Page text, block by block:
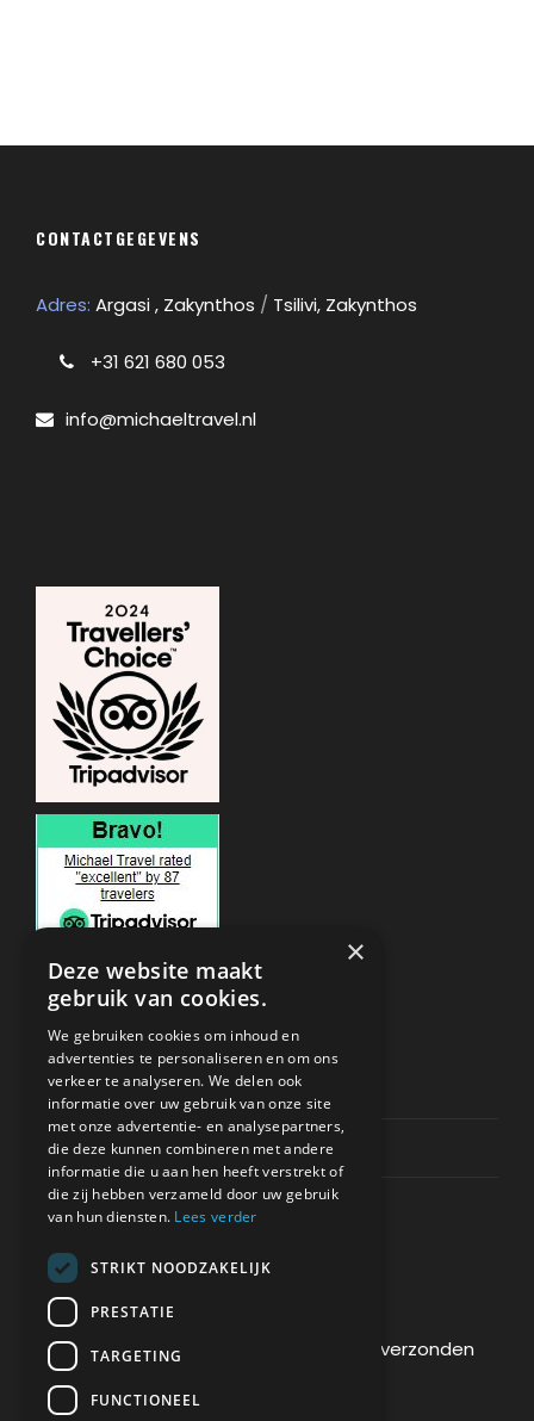
CONTACTGEGEVENS
Adres: Argasi , Zakynthos / Tsilivi, Zakynthos
+31 621 680 053
info@michaeltravel.nl
ONDERSTEUNING
Privacy & Policy
Contact Channels
BETAAL VEILIG BIJ ONS
De betaling wordt versleuteld en veilig verzonden
via een SSL-protocol.
×
Deze website maakt
gebruik van cookies.
We gebruiken cookies om inhoud en
advertenties te personaliseren en om ons
verkeer te analyseren. We delen ook
informatie over uw gebruik van onze site
met onze advertentie- en analysepartners,
die deze kunnen combineren met andere
informatie die u aan hen heeft verstrekt of
die zij hebben verzameld door uw gebruik
van hun diensten. Lees verder
STRIKT NOODZAKELIJK
PRESTATIE
TARGETING
FUNCTIONEEL